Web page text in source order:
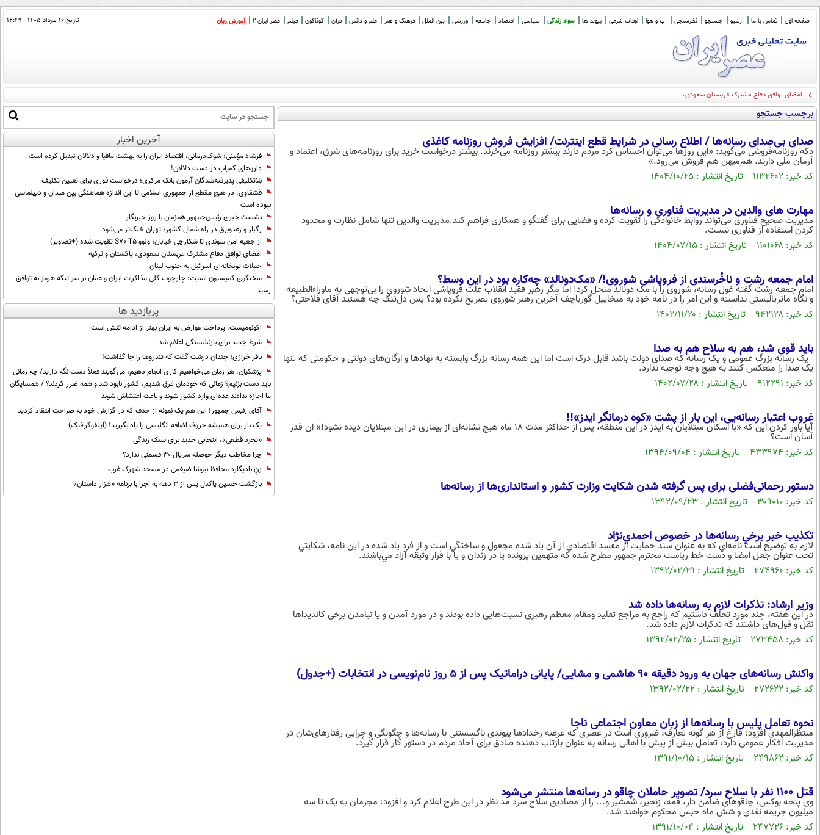
صفحه اول تماس با ما آرشیو جستجو نظرسنجی آب و هوا اوقات شرعی پیوند ها سواد زندگی سیاسی اقتصاد جامعه ورزشی بین الملل فرهنگ و هنر علم و دانش قرآن گوناگون فیلم عصر ایران 2 آموزش زبان تاریخ:۱۶ مرداد ۱۴۰۵ - ۱۲:۴۹
امضای توافق دفاع مشترک عربستان سعودی، پاکستان و ترکیه
برچسب جستجو
صدای بی‌صدای رسانه‌ها / اطلاع رسانی در شرایط قطع اینترنت/ افزایش فروش روزنامه کاغذی
دکه‌ روزنامه‌فروشی‌ می‌گوید: «این روزها می‌توان احساس کرد مردم دارند بیشتر روزنامه می‌خرند. بیشتر درخواست خرید برای روزنامه‌های شرق، اعتماد و
آرمان ملی دارند. هم‌میهن هم فروش می‌رود.»
کد خبر: ۱۱۳۲۶۰۲ تاریخ انتشار : ۱۴۰۴/۱۰/۲۵
مهارت‌ های والدین در مدیریت فناوری و رسانه‌ها
مدیریت صحیح فناوری می‌تواند روابط خانوادگی را تقویت کرده و فضایی برای گفتگو و همکاری فراهم کند.مدیریت والدین تنها شامل نظارت و محدود
کردن استفاده از فناوری نیست.
کد خبر: ۱۱۰۱۰۶۸ تاریخ انتشار : ۱۴۰۴/۰۷/۱۵
امام جمعه رشت و ناخُرسندی از فروپاشی شوروی!/ «مک‌دونالد» چه‌کاره بود در این وسط؟
امام جمعه رشت گفته غول رسانه، شوروی را با مک دونالد منحل کرد! اما مگر رهبر فقید انقلاب علت فروپاشی اتحاد شوروی را بی‌توجهی به ماوراءالطبیعه
و نگاه ماتریالیستی ندانسته و این امر را در نامه خود به میخاییل گورباچف آخرین رهبر شوروی تصریح نکرده بود؟ پس دل‌تنگ چه هستید آقای فلاحتی؟
کد خبر: ۹۴۲۱۲۸ تاریخ انتشار : ۱۴۰۲/۱۱/۲۰
باید قوی شد، هم به سلاح هم به صدا
یک رسانه بزرگ عمومی و یک رسانه که صدای دولت باشد قابل درک است اما این همه رسانه بزرگ وابسته به نهادها و ارگان‌های دولتی و حکومتی که تنها
یک صدا را منعکس کنند به هیچ وجه توجیه ندارد.
کد خبر: ۹۱۲۲۹۱ تاریخ انتشار : ۱۴۰۲/۰۷/۲۸
غروب اعتبار رسانه‌یی، این بار از پشت «کوه درمانگر ایدز»!!
آیا باور کردن این که «با اسکان مبتلایان به ایدز در این منطقه، پس از حداکثر مدت 18 ماه هیچ نشانه‌ای از بیماری در این مبتلایان دیده نشود!» ان قدر
آسان است؟
کد خبر: ۴۳۳۹۷۴ تاریخ انتشار : ۱۳۹۴/۰۹/۰۴
دستور رحمانی‌فضلی برای پس گرفته شدن شکایت وزارت کشور و استانداری‌ها از رسانه‌ها
کد خبر: ۳۰۹۰۱۰ تاریخ انتشار : ۱۳۹۲/۰۹/۲۳
تکذيب خبر برخي رسانه‌ها در خصوص احمدي‌نژاد
لازم به توضيح است نامه‌اي که به عنوان سند حمايت از مفسد اقتصادي از آن ياد شده مجعول و ساختگي است و از فرد ياد شده در اين نامه، شکايتي
تحت عنوان جعل امضا و دست خط رياست محترم جمهور مطرح شده که متهمين پرونده يا در زندان و يا با قرار وثيقه آزاد مي‌باشند.
کد خبر: ۲۷۴۹۶۰ تاریخ انتشار : ۱۳۹۲/۰۲/۳۱
وزیر ارشاد: تذکرات لازم به رسانه‌ها داده شد
در این هفته، چند مورد تخلف داشتیم که راجع به مراجع تقلید ومقام معظم رهبری نسبت‌هایی داده بودند و در مورد آمدن و یا نیامدن برخی کاندیداها
نقل و قول‌های داشتند که تذکرات لازم داده شد.
کد خبر: ۲۷۳۴۵۸ تاریخ انتشار : ۱۳۹۲/۰۲/۲۵
واکنش رسانه‌های جهان به ورود دقیقه 90 هاشمی و مشایی/ پایانی دراماتیک پس از 5 روز نام‌نویسی در انتخابات (+جدول)
کد خبر: ۲۷۲۶۲۲ تاریخ انتشار : ۱۳۹۲/۰۲/۲۲
نحوه تعامل پلیس با رسانه‌ها از زبان معاون اجتماعی ناجا
منتظرالمهدی افزود: فارغ از هر گونه تعارف، ضروری است در عصری که عرصه رخدادها پیوندی ناگسستنی با رسانه‌ها و چگونگی و چرایی رفتارهای‌شان در
مدیریت افکار عمومی دارد، تعامل بیش از پیش با اهالی رسانه به عنوان بازتاب دهنده صادق برای آحاد مردم در دستور کار قرار گیرد.
کد خبر: ۲۴۹۸۶۲ تاریخ انتشار : ۱۳۹۱/۱۰/۱۵
قتل 1100 نفر با سلاح سرد/ تصویر حاملان چاقو در رسانه‌ها منتشر می‌شود
وی پنجه بوکس، چاقوهای ضامن دار، قمه، زنجیر، شمشیر و... را از مصادیق سلاح سرد مد نظر در این طرح اعلام کرد و افزود: مجرمان به یک تا سه
میلیون جریمه نقدی و شش ماه حبس محکوم خواهند شد.
کد خبر: ۲۴۷۷۲۶ تاریخ انتشار : ۱۳۹۱/۱۰/۰۴
آخرین اخبار
فرشاد مؤمنی: شوک‌درمانی، اقتصاد ایران را به بهشت مافیا و دلالان تبدیل کرده است
داروهای کمیاب در دست دلالان!
بلاتکلیفی پذیرفته‌شدگان آزمون بانک مرکزی؛ درخواست فوری برای تعیین تکلیف
قشقاوی: در هیچ مقطع از جمهوری اسلامی تا این اندازه هماهنگی بین میدان و دیپلماسی
نبوده است
نشست خبری رئیس‌جمهور همزمان با روز خبرنگار
رگبار و رعدوبرق در راه شمال کشور؛ تهران خنک‌تر می‌شود
از جعبه امن سوئدی تا شکارچی خیابان؛ ولوو S70 T5 تقویت شده (+تصاویر)
امضای توافق دفاع مشترک عربستان سعودی، پاکستان و ترکیه
حملات توپخانه‌ای اسرائیل به جنوب لبنان
سخنگوی کمیسیون امنیت: چارچوب کلی مذاکرات ایران و عمان بر سر تنگه هرمز به توافق
رسید
پربازدید ها
اکونومیست: پرداخت عوارض به ایران بهتر از ادامه تنش است
شرط جدید برای بازنشستگی اعلام شد
باقر خرازی؛ چندان درشت گفت که تندروها را جا گذاشت!
پزشکیان: هر زمان می‌خواهیم کاری انجام دهیم، می‌گویند فعلاً دست نگه دارید/ چه زمانی
باید دست بزنیم؟ زمانی که خودمان غرق شدیم، کشور نابود شد و همه ضرر کردند؟ / همسایگان
ما اجازه ندادند عده‌ای وارد کشور شوند و باعث اغتشاش شوند
آقای رئیس جمهور! این هم یک نمونه از حذف که در گزارش خود به صراحت انتقاد کردید
یک بار برای همیشه حروف اضافه انگلیسی را یاد بگیرید! (اینفوگرافیک)
«تجرد قطعی»، انتخابی جدید برای سبک زندگی
چرا مخاطب دیگر حوصله سریال 30 قسمتی ندارد؟
زنِ بادیگارد محافظ نیوشا ضیغمی در مسجد شهرک غرب
بازگشت حسین پاکدل پس از ۳ دهه به اجرا با برنامه «هزار داستان»